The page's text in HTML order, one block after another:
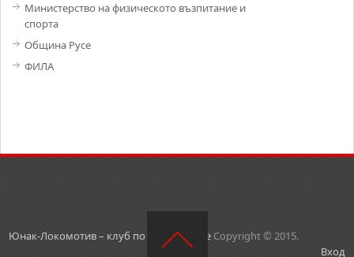
Министерство на физическото възпитание и
спорта
Община Русе
ФИЛА
Юнак-Локомотив – клуб по борба – Русе Copyright © 2015.
Вход